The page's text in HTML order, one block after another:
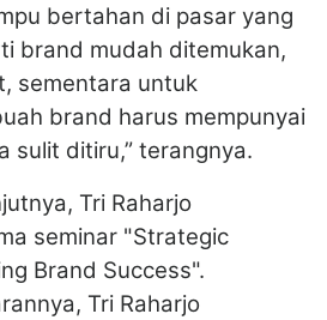
bertahan di pasar yang
brand mudah ditemukan,
sementara untuk
brand harus mempunyai
sulit ditiru,” terangnya.
Tri Raharjo
seminar "Strategic
Brand Success".
Tri Raharjo